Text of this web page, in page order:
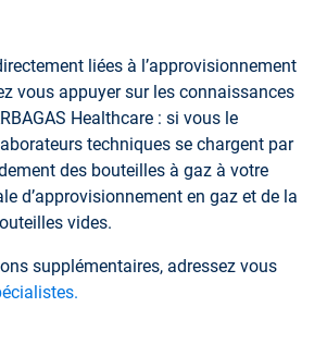
liées à l’approvisionnement
vous appuyer sur les connaissances
Healthcare : si vous le
techniques se chargent par
des bouteilles à gaz à votre
d’approvisionnement en gaz et de la
vides.
supplémentaires, adressez vous
.